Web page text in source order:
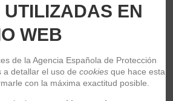
EN
WEB
de la Agencia Española de Protección
a detallar el uso de cookies que hace esta
con la máxima exactitud posible.